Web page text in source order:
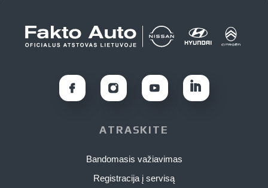
ATRASKITE
Bandomasis važiavimas
Registracija į servisą